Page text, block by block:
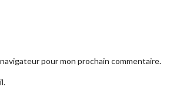
pour mon prochain commentaire.